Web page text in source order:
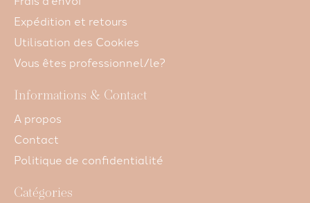
Expédition et retours
Utilisation des Cookies
Vous êtes professionnel/le?
Informations & Contact
A propos
Contact
Politique de confidentialité
Catégories